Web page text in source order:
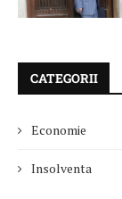
CATEGORII
Economie
Insolventa